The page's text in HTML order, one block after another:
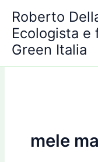
contenuto
Roberto
Ecologista e
Green Italia
mele
r
c
h